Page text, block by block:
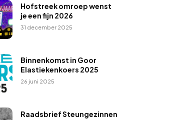
Hofstreek omroep wenst
je een fijn 2026
31 december 2025
Binnenkomst in Goor
Elastiekenkoers 2025
26 juni 2025
Raadsbrief Steungezinnen